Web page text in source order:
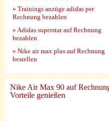
» Trainings anzüge adidas per
Rechnung bezahlen
» Adidas superstar auf Rechnung
bezahlen
» Nike air max plus auf Rechnung
bestellen
Nike Air Max 90 auf
Vorteile genießen